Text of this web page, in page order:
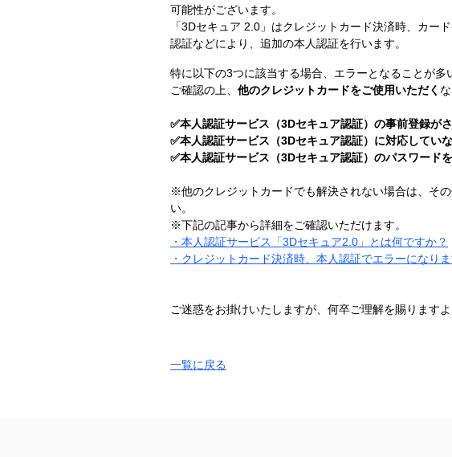
可能性がございます。
「3Dセキュア 2.0」はクレジットカード決済時、カ
認証などにより、追加の本人認証を行います。
特に以下の3つに該当する場合、エラーとなることが多
ご確認の上、 他のクレジットカードをご使用いただく
✅本人認証サービス（3Dセキュア認証）の事前登録が
✅本人認証サービス（3Dセキュア認証）に対応してい
✅本人認証サービス（3Dセキュア認証）のパスワード
※他のクレジットカードでも解決されない場合は、そ
い。
※下記の記事から詳細をご確認いただけます。
・本人認証サービス「3Dセキュア2.0」とは何ですか？
・クレジットカード決済時、本人認証でエラーになりま
ご迷惑をお掛けいたしますが、何卒ご理解を賜ります
一覧に戻る